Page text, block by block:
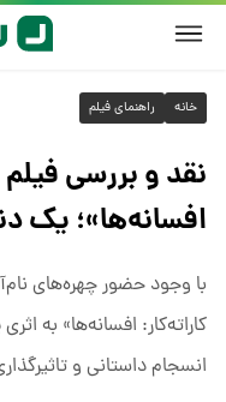
خانه راهنمای فیلم
نقد و بررسی فیلم
افسانه‌ها»؛ یک
با وجود حضور چهره‌های
کاراته‌کار: افسانه‌ها» به
انسجام داستانی و